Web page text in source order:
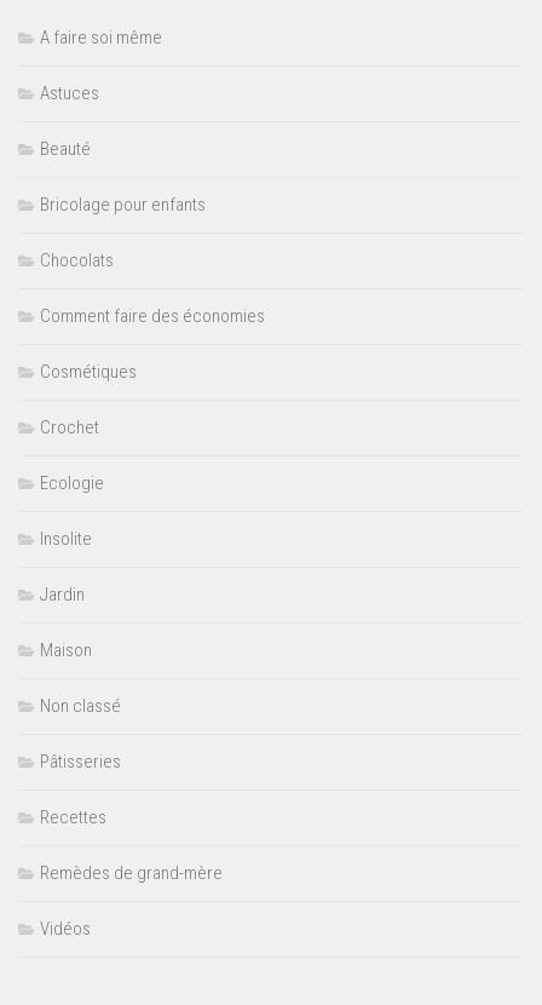
A faire soi même
Astuces
Beauté
Bricolage pour enfants
Chocolats
Comment faire des économies
Cosmétiques
Crochet
Ecologie
Insolite
Jardin
Maison
Non classé
Pâtisseries
Recettes
Remèdes de grand-mère
Vidéos